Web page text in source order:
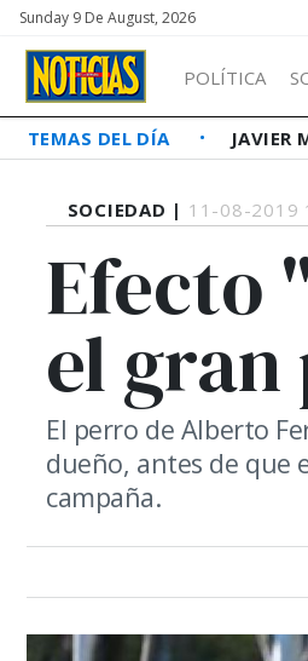
Sunday 9 De August, 2026
POLÍTICA
TEMAS DEL DÍA JAVIER
SOCIEDAD | 11-08-2019
Efecto
el
El perro de Alberto
dueño, antes de que
campaña.